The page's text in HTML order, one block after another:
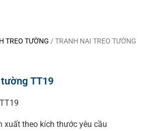
TREO TƯỜNG / TRANH NAI TREO TƯỜNG
TT19
xuất theo kích thước yêu cầu